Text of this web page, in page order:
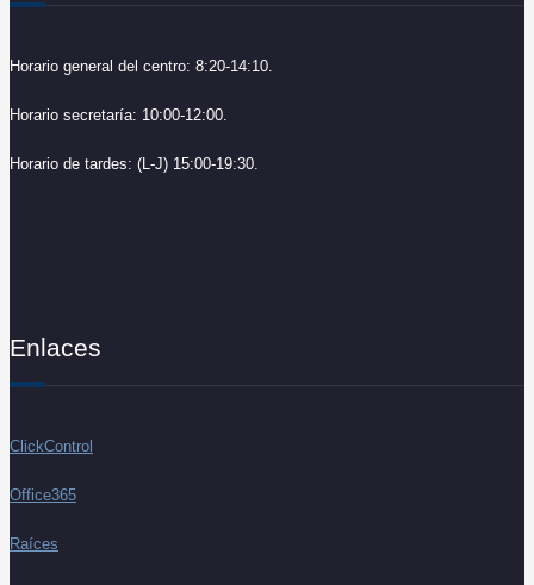
Horario general del centro: 8:20-14:10.
Horario secretaría: 10:00-12:00.
Horario de tardes: (L-J) 15:00-19:30.
Enlaces
ClickControl
Office365
Raíces